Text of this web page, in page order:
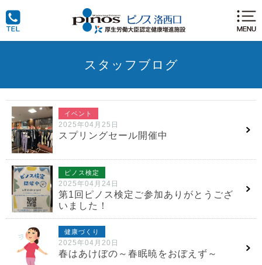
スタッフブログ
イベント
2025年04月25日
スプリングセール開催中
ピノス検定
2025年04月24日
第1回ピノス検定ご参加ありがとうござ
いました！
健康づくり
2025年04月20日
春はあけぼの～春眠暁をおぼえず～